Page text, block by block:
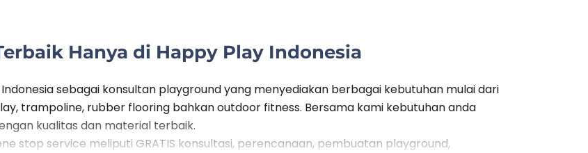
Hanya di Happy Play Indonesia
sebagai konsultan playground yang menyediakan berbagai kebutuhan mulai dari
trampoline, rubber flooring bahkan outdoor fitness. Bersama kami kebutuhan anda
kualitas dan material terbaik.
stop service meliputi GRATIS konsultasi, perencanaan, pembuatan playground,